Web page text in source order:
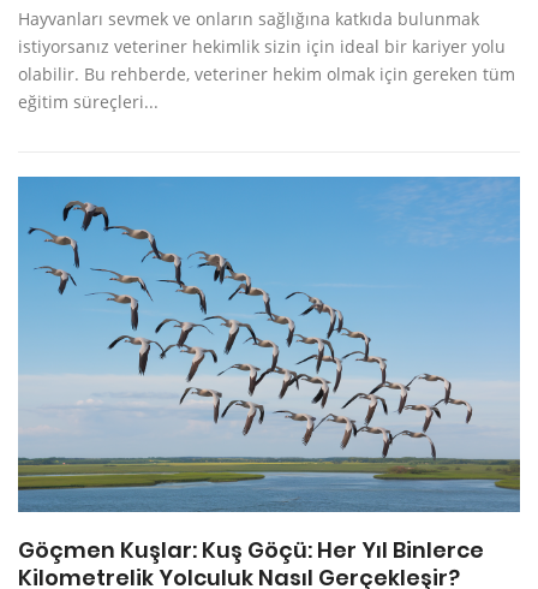
Hayvanları sevmek ve onların sağlığına katkıda bulunmak
istiyorsanız veteriner hekimlik sizin için ideal bir kariyer yolu
olabilir. Bu rehberde, veteriner hekim olmak için gereken tüm
eğitim süreçleri...
Göçmen Kuşlar: Kuş Göçü: Her Yıl Binlerce
Kilometrelik Yolculuk Nasıl Gerçekleşir?